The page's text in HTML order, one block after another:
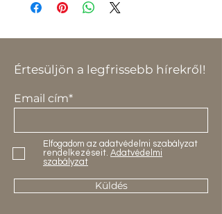
Értesüljön a legfrissebb hírekről!
Email cím*
Elfogadom az adatvédelmi szabályzat
rendelkezéseit. Adatvédelmi
szabályzat
Küldés